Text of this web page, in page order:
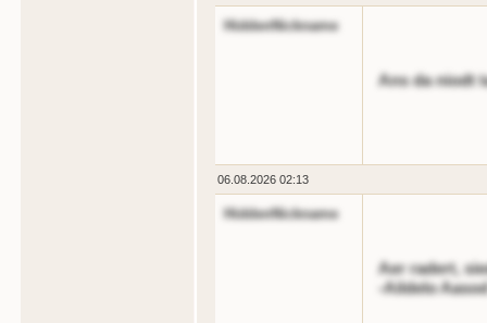
HiddenNickname
Ans da niodt
06.08.2026 02:13
HiddenNickname
Aer radert,
-Aildelo